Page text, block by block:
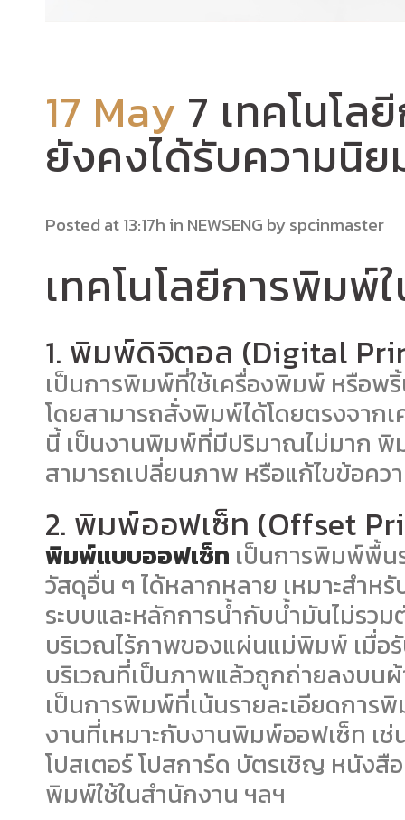
17 May 7 เทคโนโ
ยังคงได้รับความนิ
Posted at 13:17h in NEWSENG byspcinmaster
เทคโนโลยีการพิมพ์
1. พิมพ์ดิจิตอล (Digital
เป็นการพิมพ์ที่ใช้เครื่องพิมพ์ หรือพ
โดยสามารถสั่งพิมพ์ได้โดยตรงจาก
นี้ เป็นงานพิมพ์ที่มีปริมาณไม่มาก พิ
สามารถเปลี่ยนภาพ หรือแก้ไขข้อคว
2. พิมพ์ออฟเซ็ท (Offset
พิมพ์แบบออฟเซ็ท เป็นการพิมพ์พื้น
วัสดุอื่น ๆ ได้หลากหลาย เหมาะสำห
ระบบและหลักการน้ำกับน้ำมันไม่รวม
บริเวณไร้ภาพของแผ่นแม่พิมพ์ เมื่อรั
บริเวณที่เป็นภาพแล้วถูกถ่ายลงบน
เป็นการพิมพ์ที่เน้นรายละเอียดกา
งานที่เหมาะกับงานพิมพ์ออฟเซ็ท เ
โปสเตอร์ โปสการ์ด บัตรเชิญ หนังสื
พิมพ์ใช้ในสำนักงาน ฯลฯ